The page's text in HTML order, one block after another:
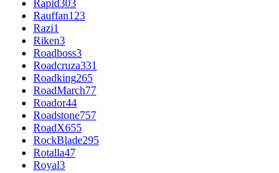
Rapid303
Rauffan123
Razi1
Riken3
Roadboss3
Roadcruza331
Roadking265
RoadMarch77
Roador44
Roadstone757
RoadX655
RockBlade295
Rotalla47
Royal3